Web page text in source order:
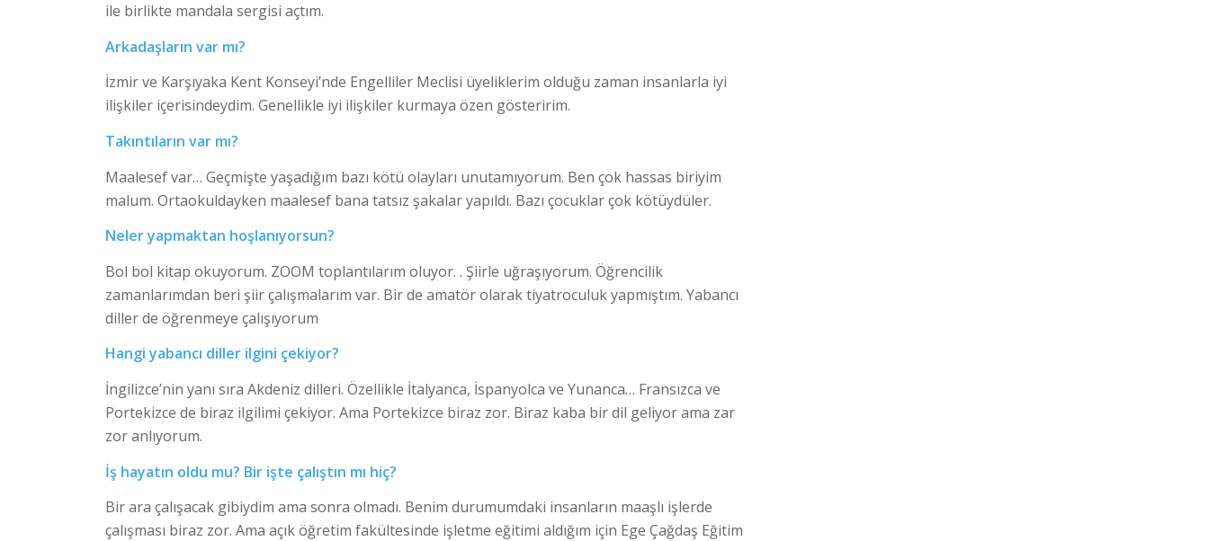
ile birlikte mandala sergisi açtım.
Arkadaşların var mı?
İzmir ve Karşıyaka Kent Konseyi’nde Engelliler Meclisi üyeliklerim olduğu zaman insanlarla iyi
ilişkiler içerisindeydim. Genellikle iyi ilişkiler kurmaya özen gösteririm.
Takıntıların var mı?
Maalesef var… Geçmişte yaşadığım bazı kötü olayları unutamıyorum. Ben çok hassas biriyim
malum. Ortaokuldayken maalesef bana tatsız şakalar yapıldı. Bazı çocuklar çok kötüydüler.
Neler yapmaktan hoşlanıyorsun?
Bol bol kitap okuyorum. ZOOM toplantılarım oluyor. . Şiirle uğraşıyorum. Öğrencilik
zamanlarımdan beri şiir çalışmalarım var. Bir de amatör olarak tiyatroculuk yapmıştım. Yabancı
diller de öğrenmeye çalışıyorum
Hangi yabancı diller ilgini çekiyor?
İngilizce’nin yanı sıra Akdeniz dilleri. Özellikle İtalyanca, İspanyolca ve Yunanca… Fransızca ve
Portekizce de biraz ilgilimi çekiyor. Ama Portekizce biraz zor. Biraz kaba bir dil geliyor ama zar
zor anlıyorum.
İş hayatın oldu mu? Bir işte çalıştın mı hiç?
Bir ara çalışacak gibiydim ama sonra olmadı. Benim durumumdaki insanların maaşlı işlerde
çalışması biraz zor. Ama açık öğretim fakültesinde işletme eğitimi aldığım için Ege Çağdaş Eğitim